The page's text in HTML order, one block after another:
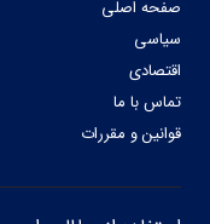
صفحه اصلی
سیاسی
اقتصادی
تماس با ما
قوانین و مقررات